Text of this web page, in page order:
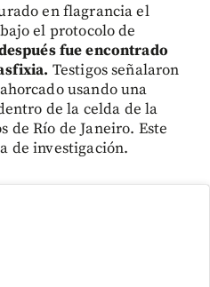
en flagrancia el
el protocolo de
fue encontrado
Testigos señalaron
usando una
de la celda de la
de Río de Janeiro. Este
de investigación.